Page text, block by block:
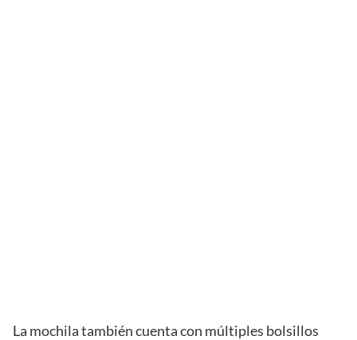
La mochila también cuenta con múltiples bolsillos